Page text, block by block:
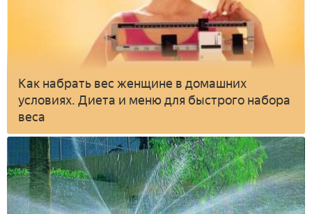
Как набрать вес женщине в домашних
условиях. Диета и меню для быстрого набора
веса